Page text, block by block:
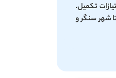
و امتیازات تکمیل.
سرسبز و دنج. فاصله حدود ۱۰ دقیقه تا شهر سنگر و